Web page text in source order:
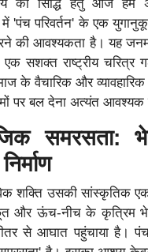
की सिद्धि हेतु आज हमें
'पंच परिवर्तन' के एक
की आवश्यकता है। यह
सशक्त राष्ट्रीय चरित्र
के वैचारिक और
पर बल देना अत्यंत आवश्यक
समरसता:
शक्ति उसकी सांस्कृतिक
और ऊंच-नीच के कृत्रिम
से आघात पहुंचाया है।